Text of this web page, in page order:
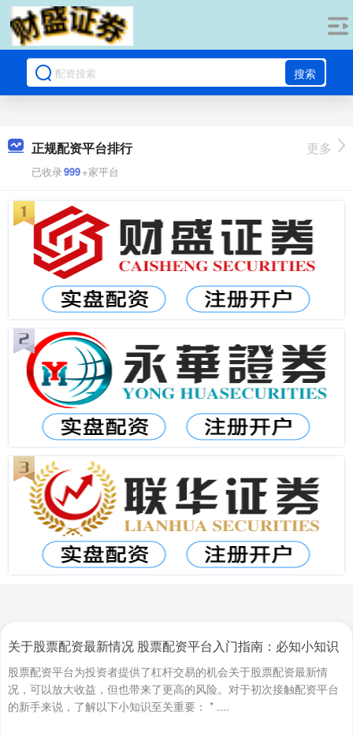
搜索
正规配资平台排行
已收录999+家平台
更多
关于股票配资最新情况 股票配资平台入门指南：必知小知识
股票配资平台为投资者提供了杠杆交易的机会关于股票配资最新情
况，可以放大收益，但也带来了更高的风险。对于初次接触配资平台
的新手来说，了解以下小知识至关重要： * ....